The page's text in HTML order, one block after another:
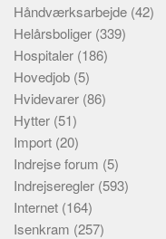
Håndværksarbejde (42)
Helårsboliger (339)
Hospitaler (186)
Hovedjob (5)
Hvidevarer (86)
Hytter (51)
Import (20)
Indrejse forum (5)
Indrejseregler (593)
Internet (164)
Isenkram (257)